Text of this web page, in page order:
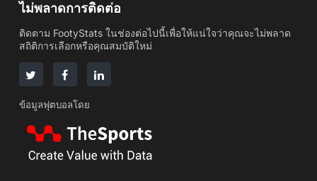
ไม่พลาดการติดต่อ
ติดตาม FootyStats ในช่องต่อไปนี้เพื่อให้แน่ใจว่าคุณจะไม่พลาด
สถิติการเลือกหรือคุณสมบัติใหม่
ข้อมูลฟุตบอลโดย